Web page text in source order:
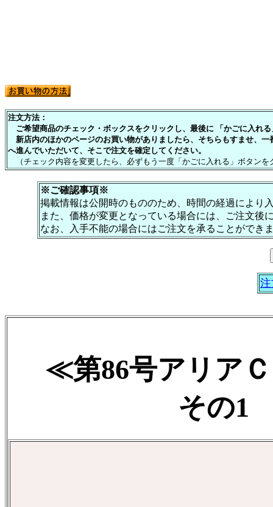
注文方法：
ご希望商品のチェック・ボックスをクリックし、最後に 「かごに入れ
新店内のほかのページのお買い物がありましたら、そちらもすませ、一
へ進んでいただいて、そこで注文を確定してください。
（チェック内容を変更したら、必ずもう一度「かごに入れる」ボタン
※ご確認事項※
掲載情報は公開時のもののため、時間の経過により
また、価格が変更となっている場合には、ご注文後
なお、入手不能の場合にはご注文を承ることができ
≪第86号アリア
その1